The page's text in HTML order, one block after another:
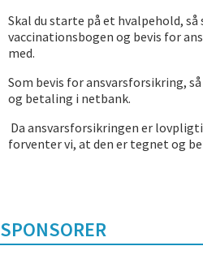
Skal du starte på et hvalpehold, så
vaccinationsbogen og bevis for
med.
Som bevis for ansvarsforsikring,
og betaling i netbank.
Da ansvarsforsikringen er
forventer vi, at den er tegnet og
SPONSORER